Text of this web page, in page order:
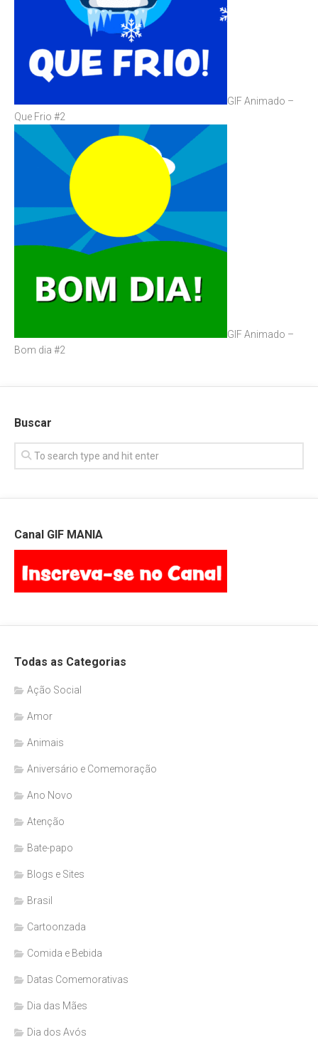
GIF Animado –
Que Frio #2
GIF Animado –
Bom dia #2
Buscar
Canal GIF MANIA
Todas as Categorias
Ação Social
Amor
Animais
Aniversário e Comemoração
Ano Novo
Atenção
Bate-papo
Blogs e Sites
Brasil
Cartoonzada
Comida e Bebida
Datas Comemorativas
Dia das Mães
Dia dos Avós